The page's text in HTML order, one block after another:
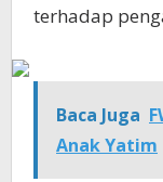
terhadap
Baca Juga
Anak Yatim